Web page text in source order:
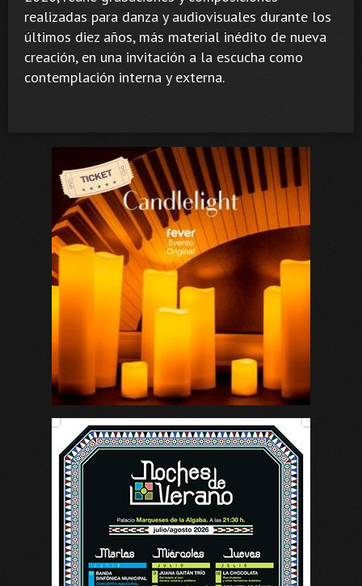
realizadas para danza y audiovisuales durante los
últimos diez años, más material inédito de nueva
creación, en una invitación a la escucha como
contemplación interna y externa.